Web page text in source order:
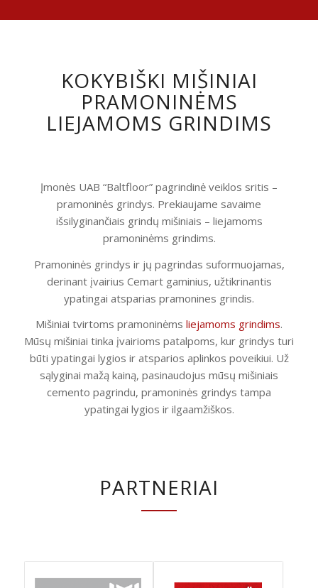
KOKYBIŠKI MIŠINIAI
PRAMONINĖMS
LIEJAMOMS GRINDIMS
Įmonės UAB “Baltfloor” pagrindinė veiklos sritis –
pramoninės grindys. Prekiaujame savaime
išsilyginančiais grindų mišiniais – liejamoms
pramoninėms grindims.
Pramoninės grindys ir jų pagrindas suformuojamas,
derinant įvairius Cemart gaminius, užtikrinantis
ypatingai atsparias pramonines grindis.
Mišiniai tvirtoms pramoninėms liejamoms grindims.
Mūsų mišiniai tinka įvairioms patalpoms, kur grindys turi
būti ypatingai lygios ir atsparios aplinkos poveikiui. Už
sąlyginai mažą kainą, pasinaudojus mūsų mišiniais
cemento pagrindu, pramoninės grindys tampa
ypatingai lygios ir ilgaamžiškos.
PARTNERIAI